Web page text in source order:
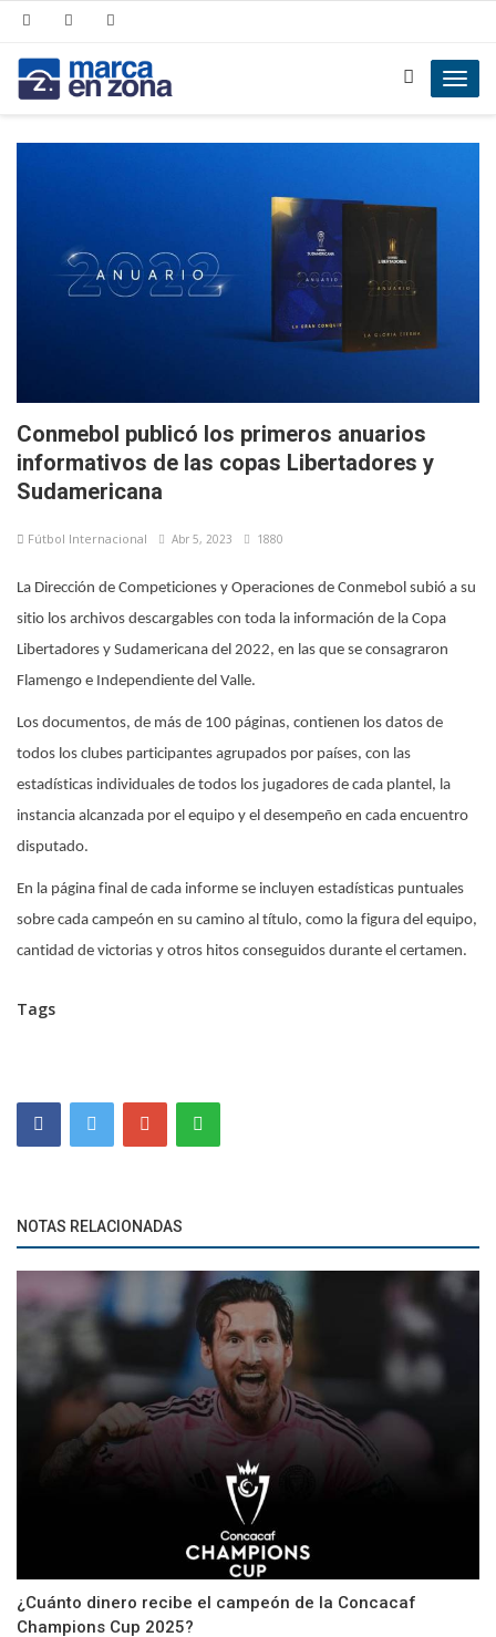
Conmebol publicó los primeros anuarios
informativos de las copas Libertadores y
Sudamericana
Fútbol Internacional Abr 5, 2023 1880
La Dirección de Competiciones y Operaciones de Conmebol subió a su
sitio los archivos descargables con toda la información de la Copa
Libertadores y Sudamericana del 2022, en las que se consagraron
Flamengo e Independiente del Valle.
Los documentos, de más de 100 páginas, contienen los datos de
todos los clubes participantes agrupados por países, con las
estadísticas individuales de todos los jugadores de cada plantel, la
instancia alcanzada por el equipo y el desempeño en cada encuentro
disputado.
En la página final de cada informe se incluyen estadísticas puntuales
sobre cada campeón en su camino al título, como la figura del equipo,
cantidad de victorias y otros hitos conseguidos durante el certamen.
Tags
NOTAS RELACIONADAS
¿Cuánto dinero recibe el campeón de la Concacaf
Champions Cup 2025?